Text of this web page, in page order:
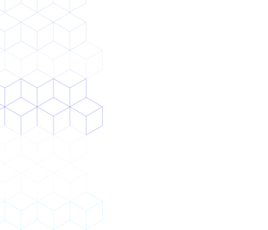
独自AIモデル開発
生成AIアプリのPoC〜本開発〜運用
+ X Aid
— 説明可能なAIモデル開発（思考可視
化・効果検証）
事例を見る
事業内容一覧に戻る